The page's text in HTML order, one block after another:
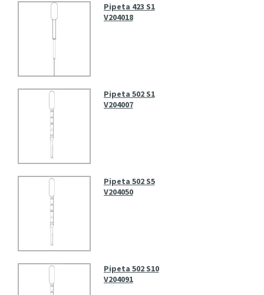
Pipeta 423 S1
V204018
Pipeta 502 S1
V204007
Pipeta 502 S5
V204050
Pipeta 502 S10
V204091